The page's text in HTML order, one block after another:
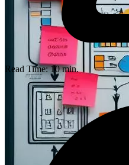
Read Time:10min.